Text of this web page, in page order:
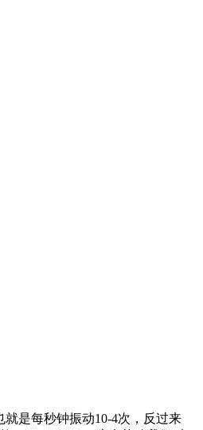
是每秒钟振动10-4次，反过来